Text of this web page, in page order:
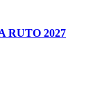
RUTO 2027